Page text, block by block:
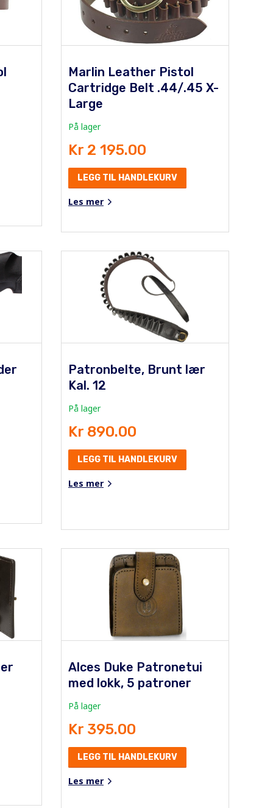
Marlin Leather Pistol
Cartridge Belt .44/.45 X-
Large
På lager
Kr 2 195.00
LEGG TIL HANDLEKURV
Les mer
Patronbelte, Brunt lær
Kal. 12
På lager
Kr 890.00
LEGG TIL HANDLEKURV
Les mer
Alces Duke Patronetui
med lokk, 5 patroner
På lager
Kr 395.00
LEGG TIL HANDLEKURV
Les mer